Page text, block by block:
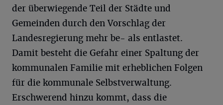
der überwiegende Teil der Städte und
Gemeinden durch den Vorschlag der
Landesregierung mehr be- als entlastet.
Damit besteht die Gefahr einer Spaltung der
kommunalen Familie mit erheblichen Folgen
für die kommunale Selbstverwaltung.
Erschwerend hinzu kommt, dass die